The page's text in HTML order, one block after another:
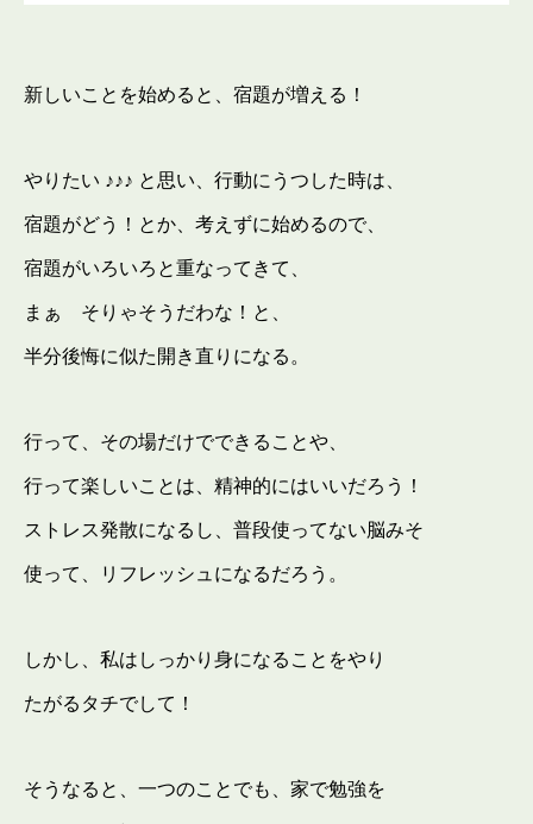
新しいことを始めると、宿題が増える！
やりたい ♪♪♪ と思い、行動にうつした時は、
宿題がどう！とか、考えずに始めるので、
宿題がいろいろと重なってきて、
まぁ そりゃそうだわな！と、
半分後悔に似た開き直りになる。
行って、その場だけでできることや、
行って楽しいことは、精神的にはいいだろう！
ストレス発散になるし、普段使ってない脳みそ
使って、リフレッシュになるだろう。
しかし、私はしっかり身になることをやり
たがるタチでして！
そうなると、一つのことでも、家で勉強を